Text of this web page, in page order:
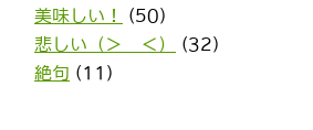
美味しい！
(50)
悲しい（＞＿＜）
(32)
絶句 (11)